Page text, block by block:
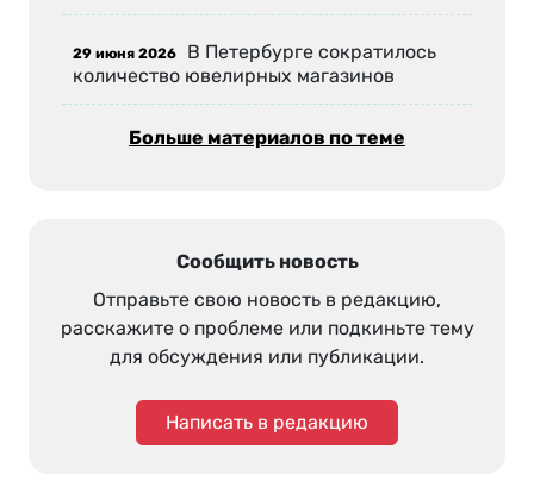
29 июня 2026 В Петербурге сократилось
количество ювелирных магазинов
Больше материалов по теме
Сообщить новость
Отправьте свою новость в редакцию,
расскажите о проблеме или подкиньте тему
для обсуждения или публикации.
Написать в редакцию